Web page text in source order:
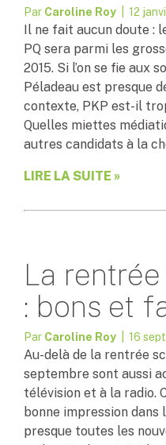
Par Caroline Roy | 12
Il ne fait aucun doute :
PQ sera parmi les
2015. Si l’on se fie aux
Péladeau est presque
contexte, PKP est-il
Quelles miettes
autres candidats à la
LIRE LA SUITE »
La
: bons et
Par Caroline Roy | 16
Au-delà de la rentrée
septembre sont aussi
télévision et à la radio.
bonne impression dans
presque toutes les